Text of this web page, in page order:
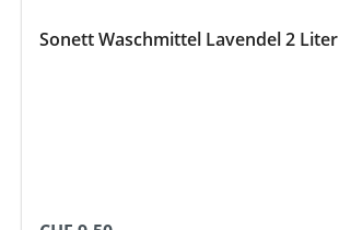
Sonett Waschmittel Lavendel 2 Liter